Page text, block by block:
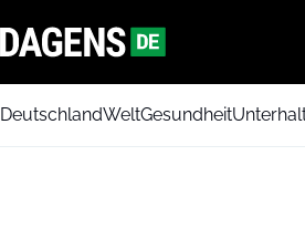
DeutschlandWeltGesundheit